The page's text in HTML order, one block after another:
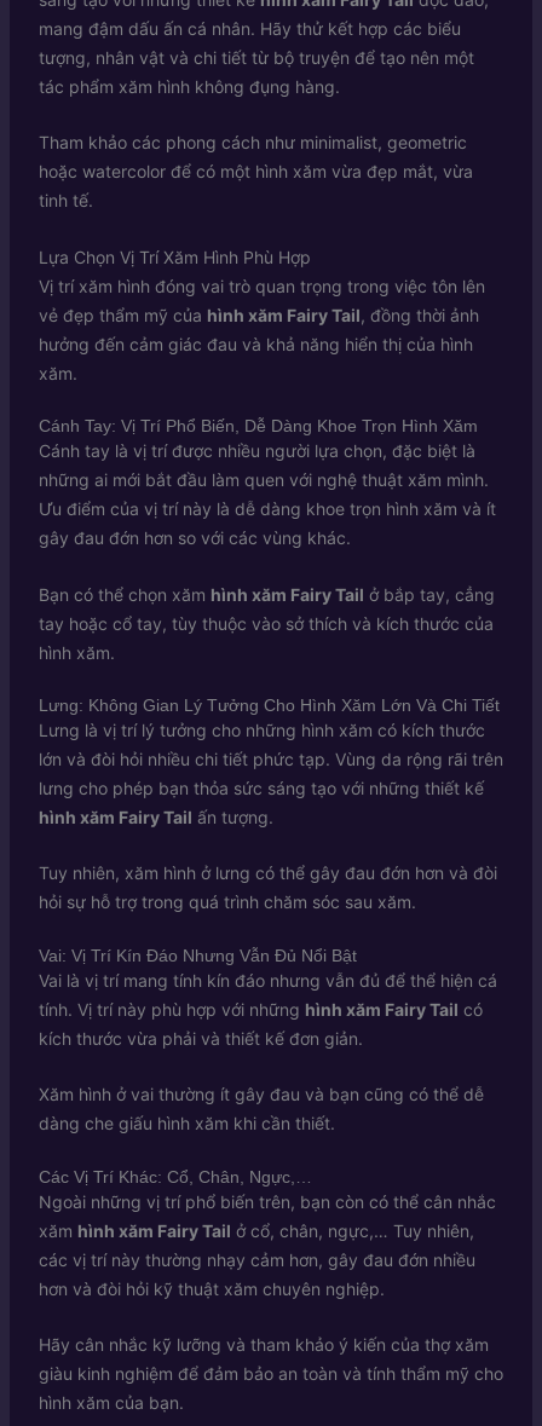
mang đậm dấu ấn cá nhân. Hãy thử kết hợp các biểu
tượng, nhân vật và chi tiết từ bộ truyện để tạo nên một
tác phẩm xăm hình không đụng hàng.
Tham khảo các phong cách như minimalist, geometric
hoặc watercolor để có một hình xăm vừa đẹp mắt, vừa
tinh tế.
Lựa Chọn Vị Trí Xăm Hình Phù Hợp
Vị trí xăm hình đóng vai trò quan trọng trong việc tôn lên
vẻ đẹp thẩm mỹ của hình xăm Fairy Tail, đồng thời ảnh
hưởng đến cảm giác đau và khả năng hiển thị của hình
xăm.
Cánh Tay: Vị Trí Phổ Biến, Dễ Dàng Khoe Trọn Hình Xăm
Cánh tay là vị trí được nhiều người lựa chọn, đặc biệt là
những ai mới bắt đầu làm quen với nghệ thuật xăm mình.
Ưu điểm của vị trí này là dễ dàng khoe trọn hình xăm và ít
gây đau đớn hơn so với các vùng khác.
Bạn có thể chọn xăm hình xăm Fairy Tail ở bắp tay, cẳng
tay hoặc cổ tay, tùy thuộc vào sở thích và kích thước của
hình xăm.
Lưng: Không Gian Lý Tưởng Cho Hình Xăm Lớn Và Chi Tiết
Lưng là vị trí lý tưởng cho những hình xăm có kích thước
lớn và đòi hỏi nhiều chi tiết phức tạp. Vùng da rộng rãi trên
lưng cho phép bạn thỏa sức sáng tạo với những thiết kế
hình xăm Fairy Tail ấn tượng.
Tuy nhiên, xăm hình ở lưng có thể gây đau đớn hơn và đòi
hỏi sự hỗ trợ trong quá trình chăm sóc sau xăm.
Vai: Vị Trí Kín Đáo Nhưng Vẫn Đủ Nổi Bật
Vai là vị trí mang tính kín đáo nhưng vẫn đủ để thể hiện cá
tính. Vị trí này phù hợp với những hình xăm Fairy Tail có
kích thước vừa phải và thiết kế đơn giản.
Xăm hình ở vai thường ít gây đau và bạn cũng có thể dễ
dàng che giấu hình xăm khi cần thiết.
Các Vị Trí Khác: Cổ, Chân, Ngực,…
Ngoài những vị trí phổ biến trên, bạn còn có thể cân nhắc
xăm hình xăm Fairy Tail ở cổ, chân, ngực,… Tuy nhiên,
các vị trí này thường nhạy cảm hơn, gây đau đớn nhiều
hơn và đòi hỏi kỹ thuật xăm chuyên nghiệp.
Hãy cân nhắc kỹ lưỡng và tham khảo ý kiến của thợ xăm
giàu kinh nghiệm để đảm bảo an toàn và tính thẩm mỹ cho
hình xăm của bạn.